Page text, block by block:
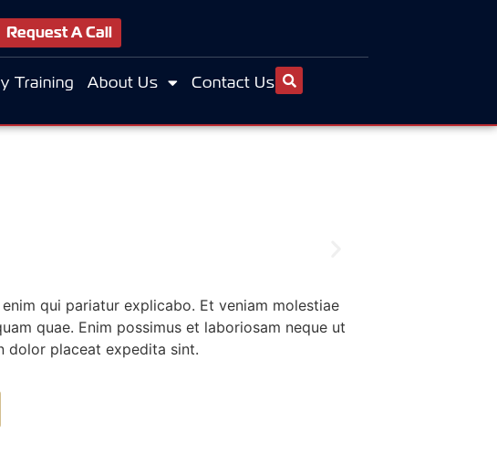
Request A Call
Training About Us Contact Us
qui pariatur explicabo. Et veniam molestiae
quae. Enim possimus et laboriosam neque ut
dolor placeat expedita sint.